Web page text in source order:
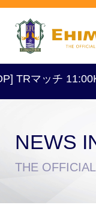
チケット
マッチ
NEWS
THE